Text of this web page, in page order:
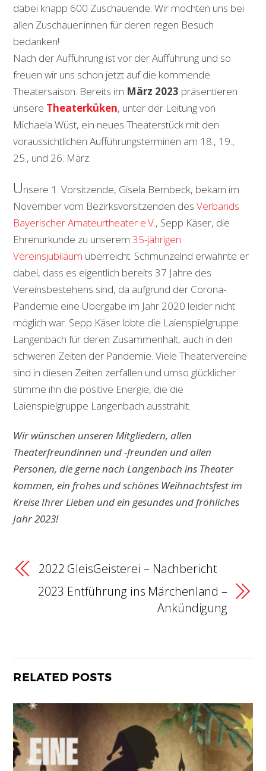
dabei knapp 600 Zuschauende. Wir möchten uns bei
allen Zuschauer:innen für deren regen Besuch
bedanken!
Nach der Aufführung ist vor der Aufführung und so
freuen wir uns schon jetzt auf die kommende
Theatersaison. Bereits im März 2023 präsentieren
unsere Theaterküken, unter der Leitung von
Michaela Wüst, ein neues Theaterstück mit den
voraussichtlichen Aufführungsterminen am 18., 19.,
25., und 26. März.
Unsere 1. Vorsitzende, Gisela Bernbeck, bekam im
November vom Bezirksvorsitzenden desVerbands
Bayerischer Amateurtheater e.V., Sepp Käser, die
Ehrenurkunde zu unserem35-jährigen
Vereinsjubiläum überreicht. Schmunzelnd erwähnte er
dabei, dass es eigentlich bereits 37 Jahre des
Vereinsbestehens sind, da aufgrund der Corona-
Pandemie eine Übergabe im Jahr 2020 leider nicht
möglich war. Sepp Käser lobte die Laienspielgruppe
Langenbach für deren Zusammenhalt, auch in den
schweren Zeiten der Pandemie. Viele Theatervereine
sind in diesen Zeiten zerfallen und umso glücklicher
stimme ihn die positive Energie, die die
Laienspielgruppe Langenbach ausstrahlt.
Wir wünschen unseren Mitgliedern, allen
Theaterfreundinnen und -freunden und allen
Personen, die gerne nach Langenbach ins Theater
kommen, ein frohes und schönes Weihnachtsfest im
Kreise Ihrer Lieben und ein gesundes und fröhliches
Jahr 2023!
2022 GleisGeisterei – Nachbericht
2023 Entführung ins Märchenland –
Ankündigung
RELATED POSTS